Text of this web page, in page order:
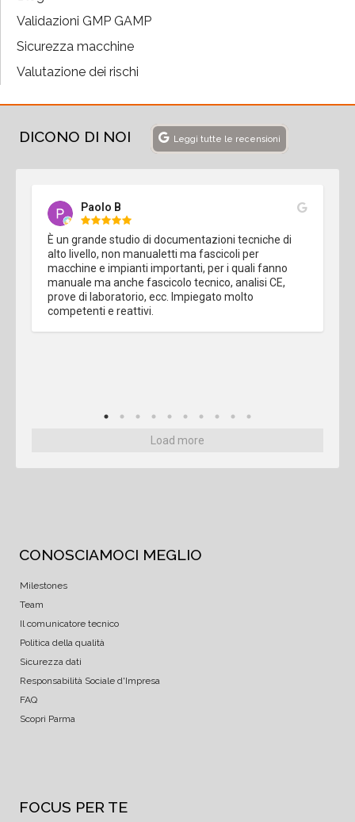
Validazioni GMP GAMP
Sicurezza macchine
Valutazione dei rischi
DICONO DI NOI Leggi tutte le recensioni
Paolo B
È un grande studio di documentazioni tecniche di
alto livello, non manualetti ma fascicoli per
macchine e impianti importanti, per i quali fanno
manuale ma anche fascicolo tecnico, analisi CE,
prove di laboratorio, ecc. Impiegato molto
competenti e reattivi.
Load more
CONOSCIAMOCI MEGLIO
Milestones
Team
Il comunicatore tecnico
Politica della qualità
Sicurezza dati
Responsabilità Sociale d'Impresa
FAQ
Scopri Parma
FOCUS PER TE